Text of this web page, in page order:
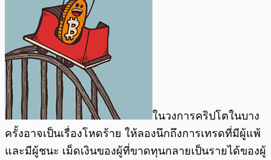
ในวงการคริปโตในบาง
ครั้งอาจเป็นเรื่องโหดร้าย ให้ลองนึกถึงการเทรดที่มีผู้แพ้
และมีผู้ชนะ เม็ดเงินของผู้ที่ขาดทุนกลายเป็นรายได้ของผู้